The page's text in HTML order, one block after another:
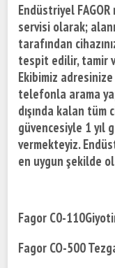
Endüstriyel
servisi olarak;
tarafından
tespit edilir, tamir
Ekibimiz
telefonla arama
dışında kalan tüm
güvencesiyle 1 yıl
vermekteyiz.
en uygun şekilde
Fagor C0-
Fagor CO-500